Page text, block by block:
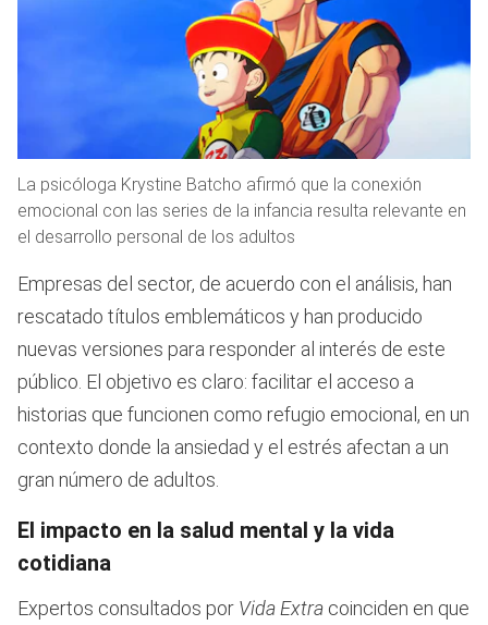
La psicóloga Krystine Batcho afirmó que la conexión
emocional con las series de la infancia resulta relevante en
el desarrollo personal de los adultos
Empresas del sector, de acuerdo con el análisis, han
rescatado títulos emblemáticos y han producido
nuevas versiones para responder al interés de este
público. El objetivo es claro: facilitar el acceso a
historias que funcionen como refugio emocional, en un
contexto donde la ansiedad y el estrés afectan a un
gran número de adultos.
El impacto en la salud mental y la vida
cotidiana
Expertos consultados por Vida Extra coinciden en que